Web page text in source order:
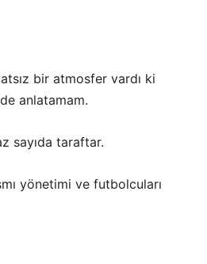
bir atmosfer vardı ki
anlatamam.
sayıda taraftar.
yönetimi ve futbolcuları